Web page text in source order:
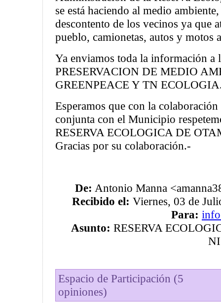
se está haciendo al medio
descontento de los vecinos ya que
pueblo, camionetas, autos y motos
Ya enviamos toda la información
PRESERVACION DE MEDIO
GREENPEACE Y TN
Esperamos que con la
conjunta con el Municipio
RESERVA ECOLOGICA DE
Gracias por su colaboración.-
De: Antonio Manna
Recibido el: Viernes, 03 de
Para:
Asunto: RESERVA
Espacio de Participación (5
opiniones)